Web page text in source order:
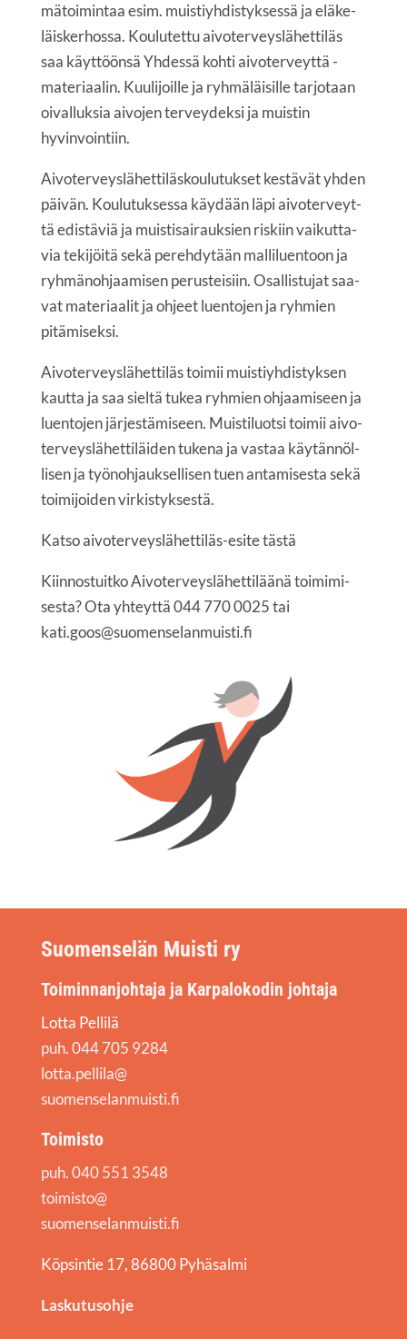
mä­toi­min­taa esim. muis­tiyh­dis­tyk­ses­sä ja elä­ke­
läis­ker­hos­sa. Kou­lu­tet­tu aivo­ter­veys­lä­het­ti­läs
saa käyt­töön­sä Yhdes­sä koh­ti aivo­ter­veyt­tä -
mate­ri­aa­lin. Kuu­li­joil­le ja ryh­mä­läi­sil­le tar­jo­taan
oival­luk­sia aivo­jen ter­vey­dek­si ja muis­tin
hyvinvointiin.
Aivo­ter­veys­lä­het­ti­läs­kou­lu­tuk­set kes­tä­vät yhden
päi­vän. Kou­lu­tuk­ses­sa käy­dään läpi aivo­ter­veyt­
tä edis­tä­viä ja muis­ti­sai­rauk­sien ris­kiin vai­kut­ta­
via teki­jöi­tä sekä pereh­dy­tään mal­li­luen­toon ja
ryh­mä­noh­jaa­mi­sen perus­tei­siin. Osal­lis­tu­jat saa­
vat mate­ri­aa­lit ja ohjeet luen­to­jen ja ryh­mien
pitämiseksi.
Aivo­ter­veys­lä­het­ti­läs toi­mii muis­tiyh­dis­tyk­sen
kaut­ta ja saa siel­tä tukea ryh­mien ohjaa­mi­seen ja
luen­to­jen jär­jes­tä­mi­seen. Muis­ti­luot­si toi­mii aivo­
ter­veys­lä­het­ti­läi­den tuke­na ja vas­taa käy­tän­nöl­
li­sen ja työ­noh­jauk­sel­li­sen tuen anta­mi­ses­ta sekä
toi­mi­joi­den virkistyksestä.
Kat­so aivo­ter­veys­lä­het­ti­läs-esi­tetäs­tä
Kiin­nos­tuit­ko Aivo­ter­veys­lä­het­ti­lää­nä toi­mi­mi­
ses­ta? Ota yhteyt­tä 044 770 0025 tai
kati.goos@suomenselanmuisti.fi
Suomenselän Muisti ry
Toiminnanjohtaja ja Karpalokodin johtaja
Lotta Pellilä
puh. 044 705 9284
lotta.pellila@
suomenselanmuisti.fi
Toimisto
puh. 040 551 3548
toimisto@
suomenselanmuisti.fi
Köpsintie 17, 86800 Pyhäsalmi
Laskutusohje